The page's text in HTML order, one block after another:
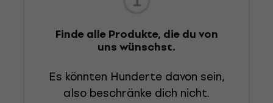
Finde alle Produkte, die du von
uns wünschst.
Es könnten Hunderte davon sein,
also beschränke dich nicht.